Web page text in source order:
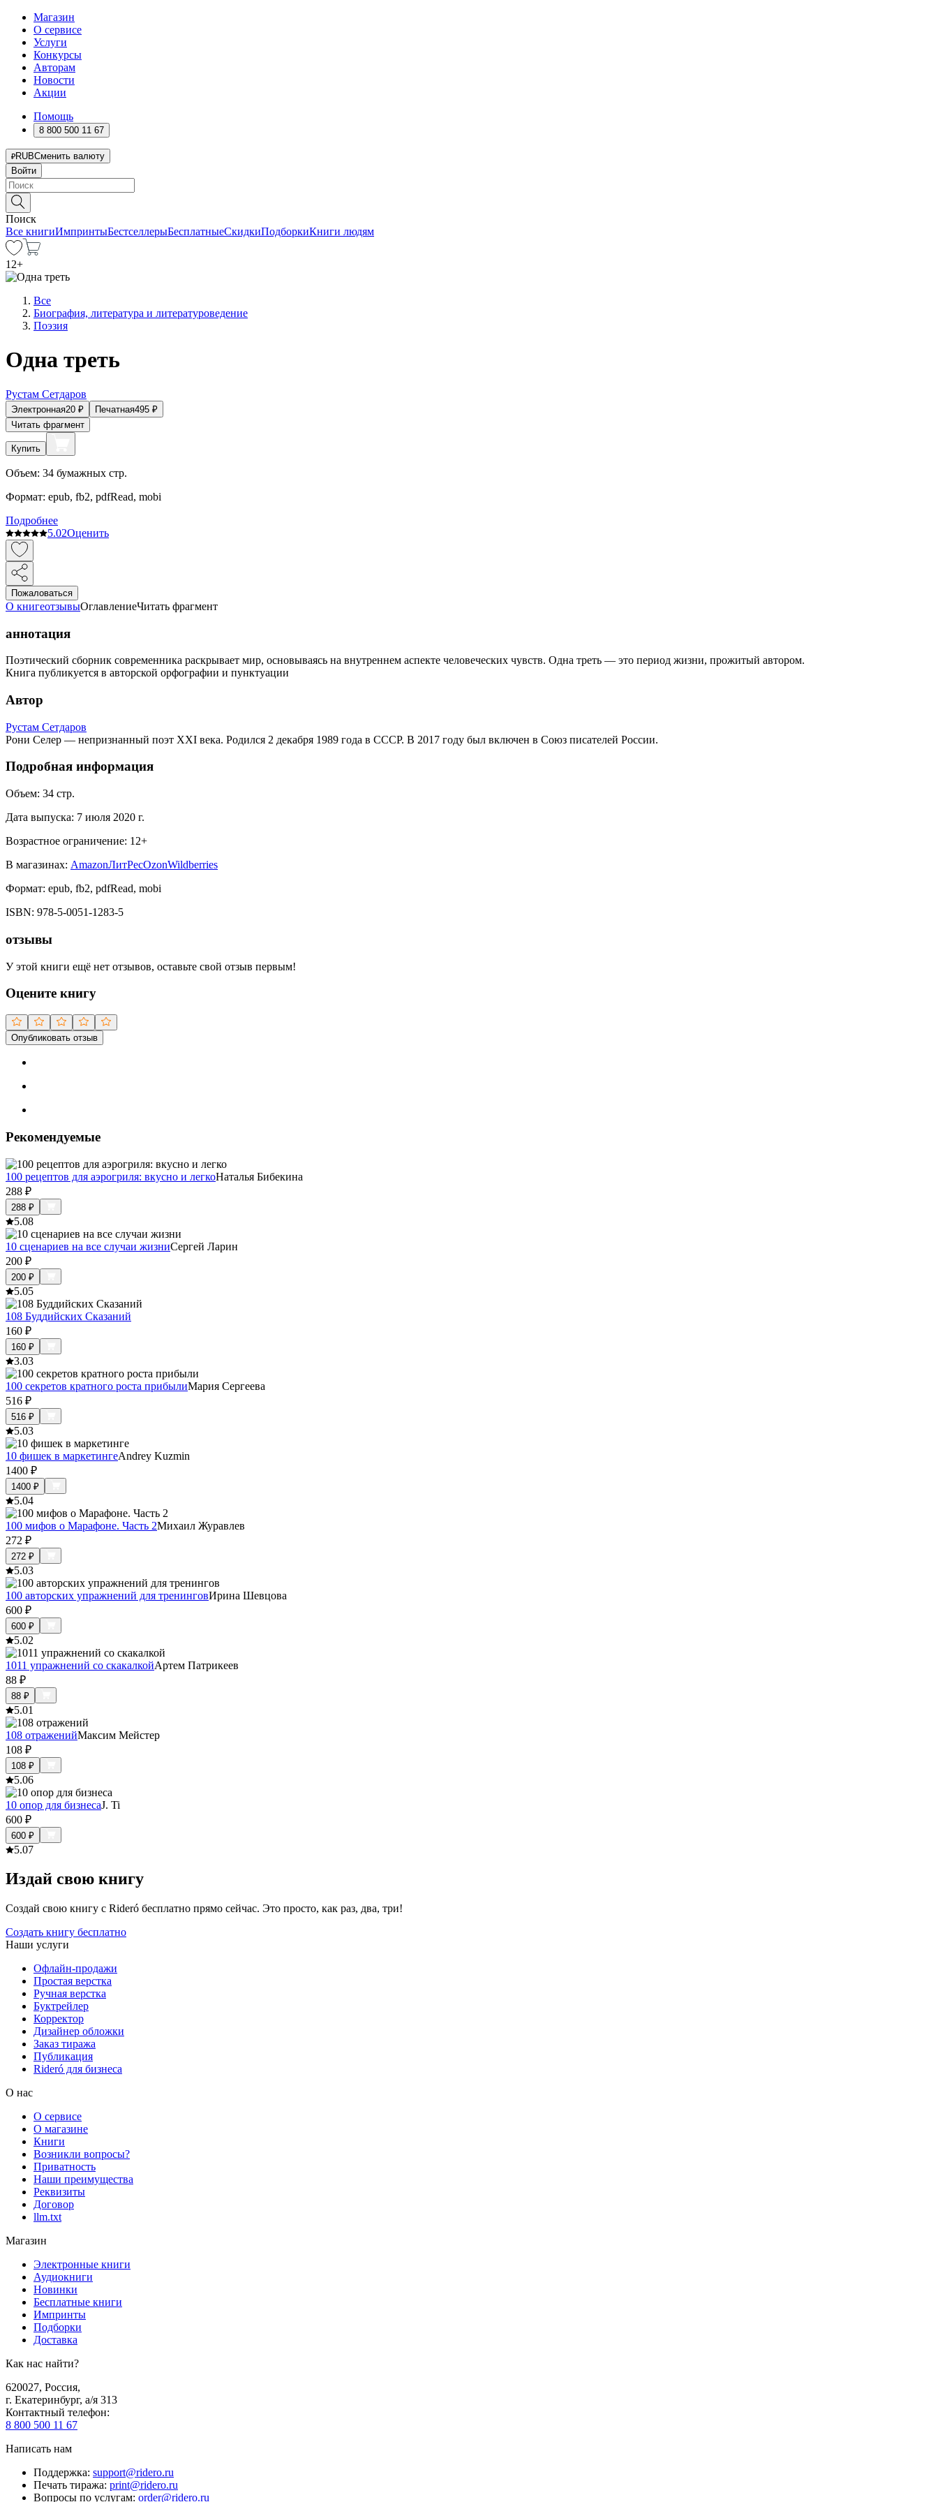
Магазин
О сервисе
Услуги
Конкурсы
Авторам
Новости
Акции
Помощь
8 800 500 11 67
RUBСменить валюту
Войти
Поиск
Все книгиИмпринтыБестселлерыБесплатныеСкидкиПодборкиКниги людям
12+
Все
Биография, литература и литературоведение
Поэзия
Одна треть
Рустам Сетдаров
Электронная20 ₽ Печатная495 ₽
Читать фрагмент
Купить
Объем: 34 бумажных стр.
Формат: epub, fb2, pdfRead, mobi
Подробнее
5.02Оценить
Пожаловаться
О книгеотзывыОглавлениеЧитать фрагмент
аннотация
Поэтический сборник современника раскрывает мир, основываясь на внутреннем аспекте человеческих чувств. Одна треть — это период жизни, прожитый автором.
Книга публикуется в авторской орфографии и пунктуации
Автор
Рустам Сетдаров
Рони Селер — непризнанный поэт XXI века. Родился 2 декабря 1989 года в СССР. В 2017 году был включен в Союз писателей России.
Подробная информация
Объем: 34 стр.
Дата выпуска: 7 июля 2020 г.
Возрастное ограничение: 12+
В магазинах: AmazonЛитРесOzonWildberries
Формат: epub, fb2, pdfRead, mobi
ISBN: 978-5-0051-1283-5
отзывы
У этой книги ещё нет отзывов, оставьте свой отзыв первым!
Оцените книгу
Опубликовать отзыв
Рекомендуемые
100 рецептов для аэрогриля: вкусно и легкоНаталья Бибекина
288 ₽
288 ₽
5.08
10 сценариев на все случаи жизниСергей Ларин
200 ₽
200 ₽
5.05
108 Буддийских Сказаний
160 ₽
160 ₽
3.03
100 секретов кратного роста прибылиМария Сергеева
516 ₽
516 ₽
5.03
10 фишек в маркетингеAndrey Kuzmin
1400 ₽
1400 ₽
5.04
100 мифов о Марафоне. Часть 2Михаил Журавлев
272 ₽
272 ₽
5.03
100 авторских упражнений для тренинговИрина Шевцова
600 ₽
600 ₽
5.02
1011 упражнений со скакалкойАртем Патрикеев
88 ₽
88 ₽
5.01
108 отраженийМаксим Мейстер
108 ₽
108 ₽
5.06
10 опор для бизнесаJ. Ti
600 ₽
600 ₽
5.07
Издай свою книгу
Создай свою книгу с Rideró бесплатно прямо сейчас. Это просто, как раз, два, три!
Создать книгу бесплатно
Наши услуги
Офлайн-продажи
Простая верстка
Ручная верстка
Буктрейлер
Корректор
Дизайнер обложки
Заказ тиража
Публикация
Rideró для бизнеса
О нас
О сервисе
О магазине
Книги
Возникли вопросы?
Приватность
Наши преимущества
Реквизиты
Договор
llm.txt
Магазин
Электронные книги
Аудиокниги
Новинки
Бесплатные книги
Импринты
Подборки
Доставка
Как нас найти?
620027, Россия,
г. Екатеринбург, а/я 313
Контактный телефон:
8 800 500 11 67
Написать нам
Поддержка: support@ridero.ru
Печать тиража: print@ridero.ru
Вопросы по услугам: order@ridero.ru